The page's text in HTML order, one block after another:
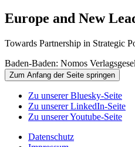
Europe and New
Towards Partnership in Strategic
Baden-Baden: Nomos
Zum Anfang der Seite springen
Zu unserer Bluesky-Seite
Zu unserer LinkedIn-Seite
Zu unserer Youtube-Seite
Datenschutz